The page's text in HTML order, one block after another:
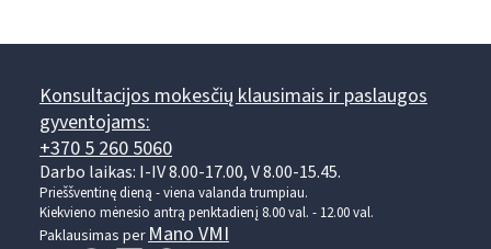
Konsultacijos mokesčių klausimais ir paslaugos
gyventojams:
+370 5 260 5060
Darbo laikas: I-IV 8.00-17.00, V 8.00-15.45.
Prieššventinę dieną - viena valanda trumpiau.
Kiekvieno mėnesio antrą penktadienį 8.00 val. - 12.00 val.
Paklausimas per Mano VMI